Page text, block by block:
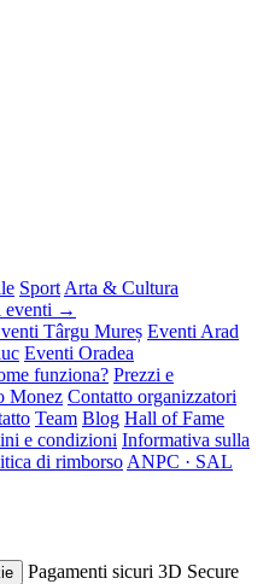
Sport Arta & Cultura
eventi →
Târgu Mureș Eventi Arad
Eventi Oradea
funziona? Prezzi e
Monez Contatto organizzatori
Team Blog Hall of Fame
e condizioni Informativa sulla
di rimborso ANPC · SAL
Pagamenti sicuri 3D Secure